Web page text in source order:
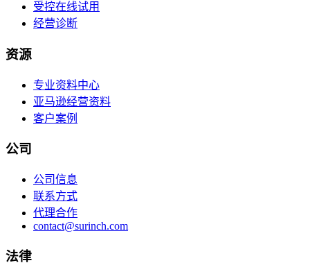
受控在线试用
经营诊断
资源
专业资料中心
亚马逊经营资料
客户案例
公司
公司信息
联系方式
代理合作
contact@surinch.com
法律